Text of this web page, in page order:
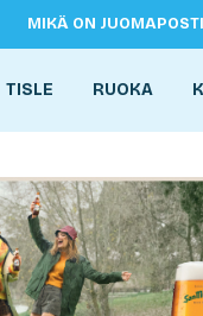
MIKÄ ON JUOMAPOSTI
TISLE RUOKA